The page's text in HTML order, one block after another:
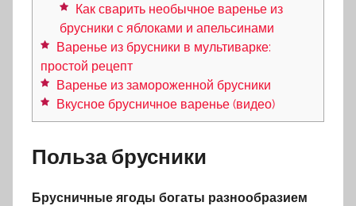
Как сварить необычное варенье из
брусники с яблоками и апельсинами
Варенье из брусники в мультиварке:
простой рецепт
Варенье из замороженной брусники
Вкусное брусничное варенье (видео)
Польза брусники
Брусничные ягоды богаты разнообразием